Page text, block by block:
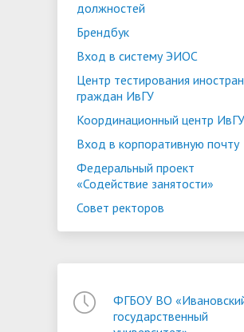
должностей
Брендбук
Вход в систему ЭИОС
Центр тестирования
граждан ИвГУ
Координационный центр ИвГУ
Вход в корпоративную почту
Федеральный проект
«Содействие занятости»
Совет ректоров
ФГБОУ ВО
государственный